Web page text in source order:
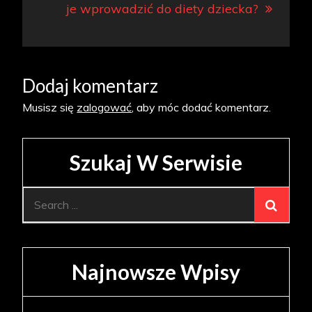
je wprowadzić do diety dziecka?
Dodaj komentarz
Musisz się zalogować, aby móc dodać komentarz.
Szukaj W Serwisie
Najnowsze Wpisy